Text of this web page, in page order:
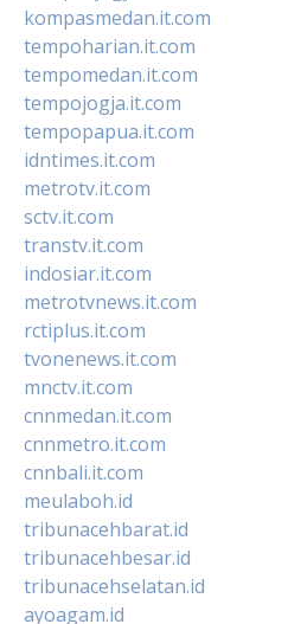
kompasmedan.it.com
tempoharian.it.com
tempomedan.it.com
tempojogja.it.com
tempopapua.it.com
idntimes.it.com
metrotv.it.com
sctv.it.com
transtv.it.com
indosiar.it.com
metrotvnews.it.com
rctiplus.it.com
tvonenews.it.com
mnctv.it.com
cnnmedan.it.com
cnnmetro.it.com
cnnbali.it.com
meulaboh.id
tribunacehbarat.id
tribunacehbesar.id
tribunacehselatan.id
ayoagam.id